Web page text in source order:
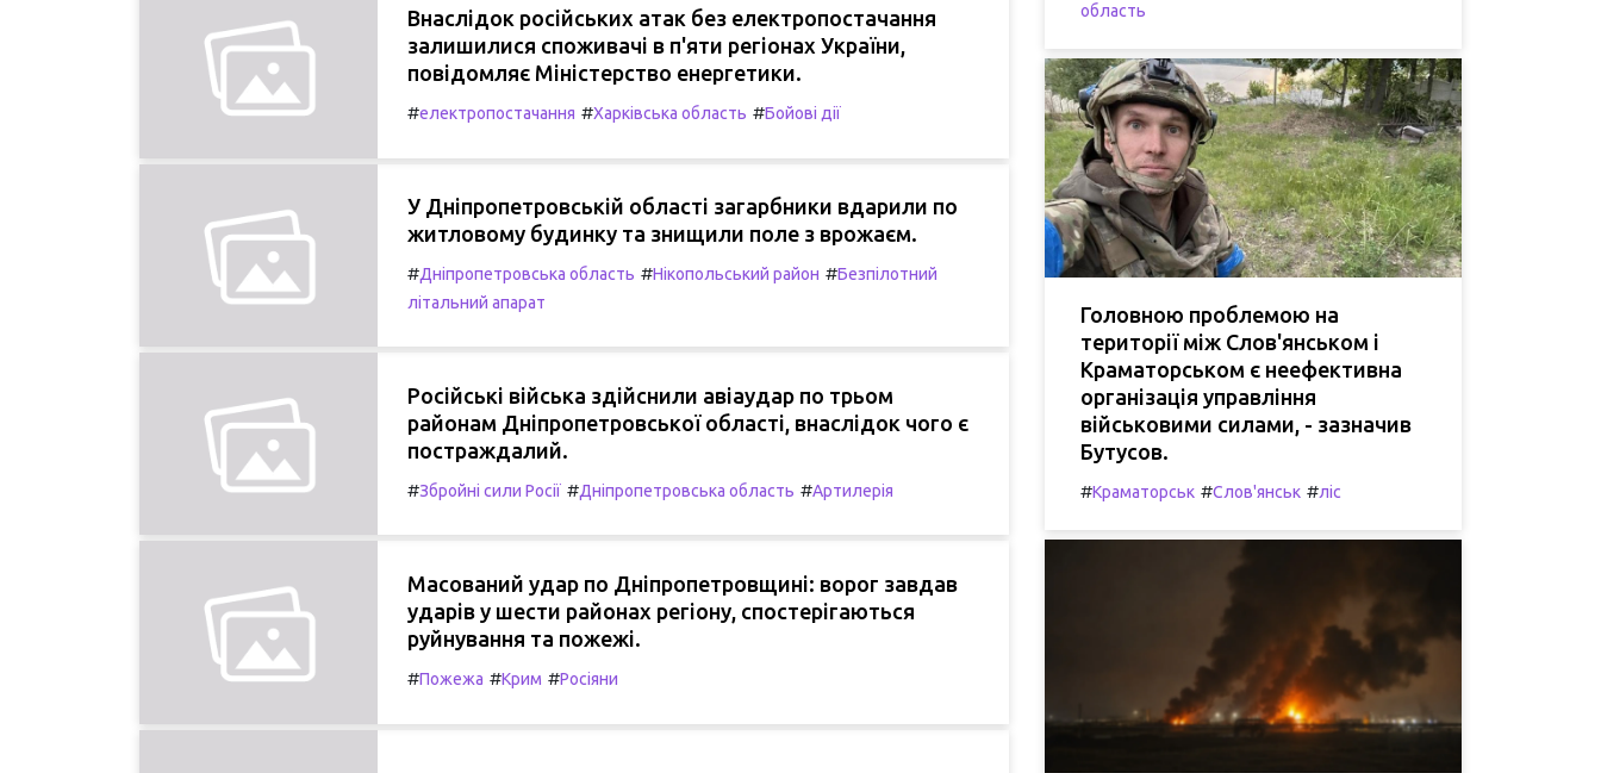
Внаслідок російських атак без електропостачання
залишилися споживачі в п'яти регіонах України,
повідомляє Міністерство енергетики.
#електропостачання #Харківська область #Бойові дії
У Дніпропетровській області загарбники вдарили по
житловому будинку та знищили поле з врожаєм.
#Дніпропетровська область #Нікопольський район #Безпілотний
літальний апарат
Російські війська здійснили авіаудар по трьом
районам Дніпропетровської області, внаслідок чого є
постраждалий.
#Збройні сили Росії #Дніпропетровська область #Артилерія
Масований удар по Дніпропетровщині: ворог завдав
ударів у шести районах регіону, спостерігаються
руйнування та пожежі.
#Пожежа #Крим #Росіяни
область
Головною проблемою на
території між Слов'янськом і
Краматорськом є неефективна
організація управління
військовими силами, - зазначив
Бутусов.
#Краматорськ #Слов'янськ #ліс